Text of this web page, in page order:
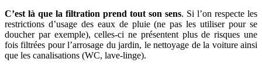
C’est là que la filtration prend tout son sens. Si l’on respecte les
restrictions d’usage des eaux de pluie (ne pas les utiliser pour se
doucher par exemple), celles-ci ne présentent plus de risques une
fois filtrées pour l’arrosage du jardin, le nettoyage de la voiture ainsi
que les canalisations (WC, lave-linge).